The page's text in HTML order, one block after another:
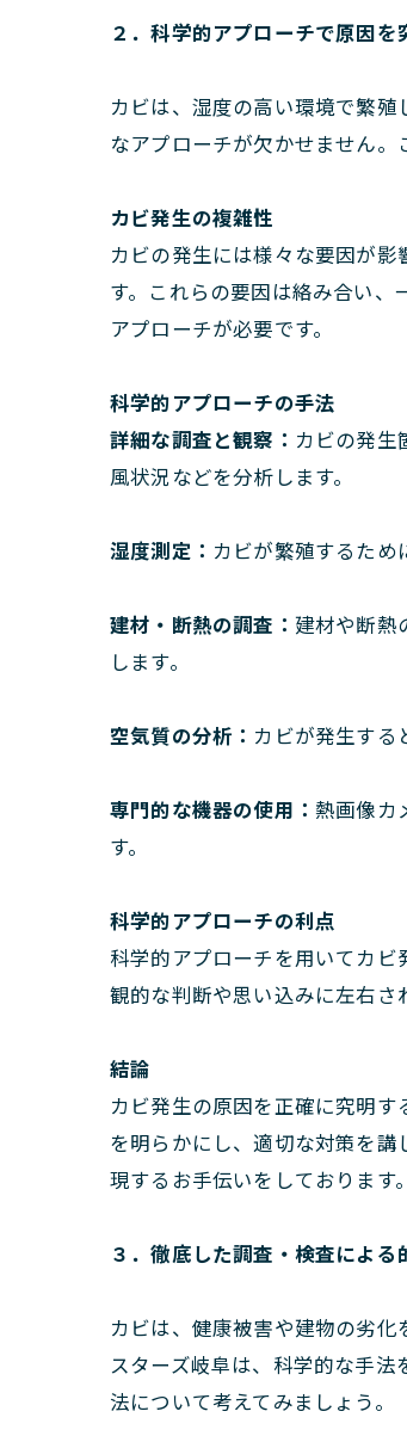
２．科学的アプローチで原因を
カビは、湿度の高い環境で繁
なアプローチが欠かせません
カビ発生の複雑性
カビの発生には様々な要因が
す。これらの要因は絡み合い
アプローチが必要です。
科学的アプローチの手法
詳細な調査と観察： カビの発生
風状況などを分析します。
湿度測定： カビが繁殖するため
建材・断熱の調査： 建材や断熱
します。
空気質の分析： カビが発生する
専門的な機器の使用： 熱画像カ
す。
科学的アプローチの利点
科学的アプローチを用いてカ
観的な判断や思い込みに左右さ
結論
カビ発生の原因を正確に究明
を明らかにし、適切な対策を
現するお手伝いをしております。
３．徹底した調査・検査による
カビは、健康被害や建物の劣
スターズ岐阜は、科学的な手
法について考えてみましょう。